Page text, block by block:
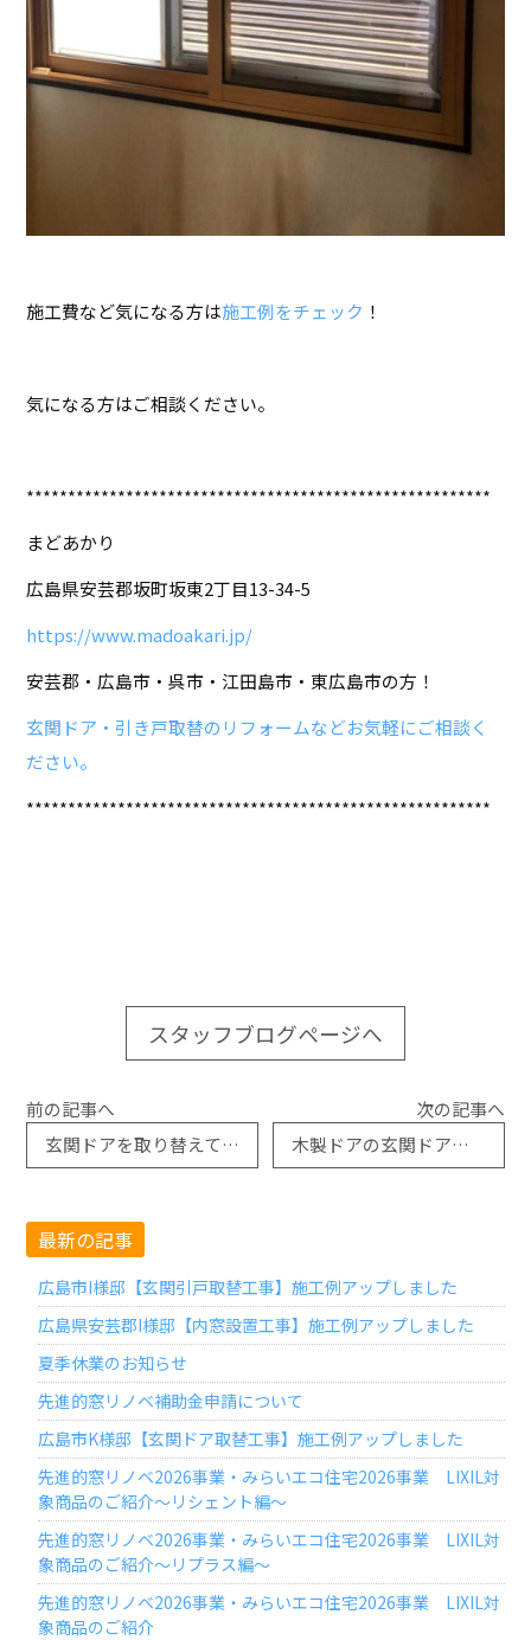
施工費など気になる方は施工例をチェック ！
気になる方はご相談ください。
********************************************************
まどあかり
広島県安芸郡坂町坂東2丁目13-34-5
https://www.madoakari.jp/
安芸郡・広島市・呉市・江田島市・東広島市の方！
玄関ドア・引き戸取替のリフォームなどお気軽にご相談く
ださい。
********************************************************
スタッフブログページへ
前の記事へ
玄関ドアを取り替えてお悩みも解決
次の記事へ
木製ドアの玄関ドアから木彫アルミドアへ
最新の記事
広島市I様邸【玄関引戸取替工事】施工例アップしました
広島県安芸郡I様邸【内窓設置工事】施工例アップしました
夏季休業のお知らせ
先進的窓リノベ補助金申請について
広島市K様邸【玄関ドア取替工事】施工例アップしました
先進的窓リノベ2026事業・みらいエコ住宅2026事業 LIXIL対
象商品のご紹介～リシェント編～
先進的窓リノベ2026事業・みらいエコ住宅2026事業 LIXIL対
象商品のご紹介～リプラス編～
先進的窓リノベ2026事業・みらいエコ住宅2026事業 LIXIL対
象商品のご紹介